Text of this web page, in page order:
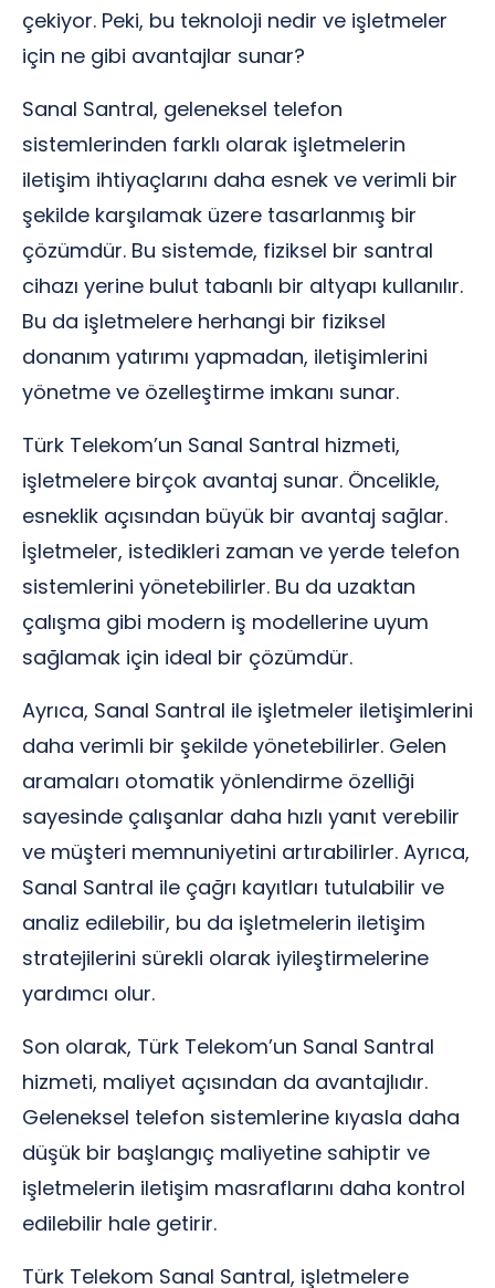
çekiyor. Peki, bu teknoloji nedir ve işletmeler
için ne gibi avantajlar sunar?
Sanal Santral, geleneksel telefon
sistemlerinden farklı olarak işletmelerin
iletişim ihtiyaçlarını daha esnek ve verimli bir
şekilde karşılamak üzere tasarlanmış bir
çözümdür. Bu sistemde, fiziksel bir santral
cihazı yerine bulut tabanlı bir altyapı kullanılır.
Bu da işletmelere herhangi bir fiziksel
donanım yatırımı yapmadan, iletişimlerini
yönetme ve özelleştirme imkanı sunar.
Türk Telekom’un Sanal Santral hizmeti,
işletmelere birçok avantaj sunar. Öncelikle,
esneklik açısından büyük bir avantaj sağlar.
İşletmeler, istedikleri zaman ve yerde telefon
sistemlerini yönetebilirler. Bu da uzaktan
çalışma gibi modern iş modellerine uyum
sağlamak için ideal bir çözümdür.
Ayrıca, Sanal Santral ile işletmeler iletişimlerini
daha verimli bir şekilde yönetebilirler. Gelen
aramaları otomatik yönlendirme özelliği
sayesinde çalışanlar daha hızlı yanıt verebilir
ve müşteri memnuniyetini artırabilirler. Ayrıca,
Sanal Santral ile çağrı kayıtları tutulabilir ve
analiz edilebilir, bu da işletmelerin iletişim
stratejilerini sürekli olarak iyileştirmelerine
yardımcı olur.
Son olarak, Türk Telekom’un Sanal Santral
hizmeti, maliyet açısından da avantajlıdır.
Geleneksel telefon sistemlerine kıyasla daha
düşük bir başlangıç maliyetine sahiptir ve
işletmelerin iletişim masraflarını daha kontrol
edilebilir hale getirir.
Türk Telekom Sanal Santral, işletmelere